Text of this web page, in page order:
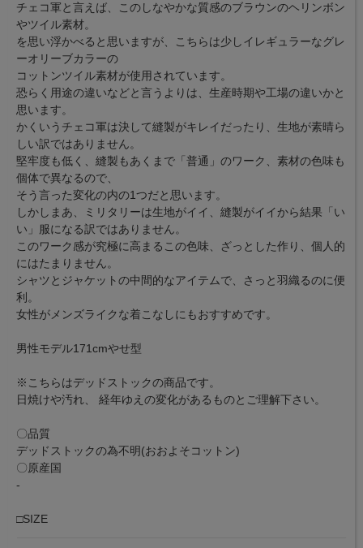
チェコ軍と言えば、このしなやかな質感のブラウンのヘリンボン
やツイル素材。
を思い浮かべると思いますが、こちらは少しイレギュラーなグレ
ーオリーブカラーの
コットンツイル素材が使用されています。
恐らく用途の違いなどと言うよりは、生産時期や工場の違いかと
思います。
かくいうチェコ軍は決して縫製がキレイだったり、生地が素晴ら
しい訳ではありません。
堅牢度も低く、縫製もあくまで「普通」のワーク、素材の色味も
個体で異なるので、
そう言った変化の内の1つだと思います。
しかしまあ、ミリタリーは生地がイイ、縫製がイイから結果「い
い」服になる訳ではありません。
このワーク感が究極に高まるこの色味、ざっとした作り、個人的
にはたまりません。
シャツとジャケットの中間的なアイテムで、さっと羽織るのに便
利。
女性がメンズライクな着こなしにもおすすめです。
男性モデル171cmやせ型
※こちらはデッドストックの商品です。
日焼けや汚れ、 経年ゆえの変化があるものとご理解下さい。
〇品質
デッドストックの為不明(おおよそコットン)
〇原産国
-
□SIZE